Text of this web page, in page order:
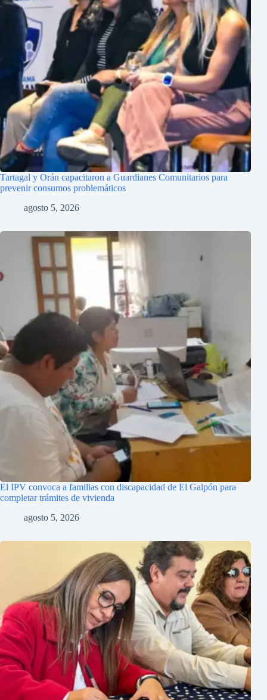
Tartagal y Orán capacitaron a Guardianes Comunitarios para
prevenir consumos problemáticos
agosto 5, 2026
El IPV convoca a familias con discapacidad de El Galpón para
completar trámites de vivienda
agosto 5, 2026